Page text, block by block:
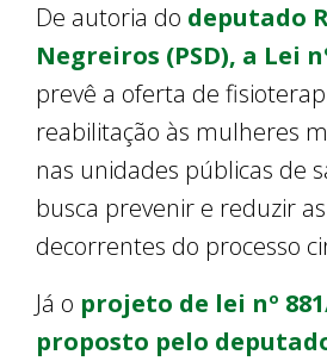
De autoria do deputado
Negreiros (PSD), a Lei
prevê a oferta de
reabilitação às mulheres
nas unidades públicas de
busca prevenir e reduzir
decorrentes do processo
Já o projeto de lei nº
proposto pelo